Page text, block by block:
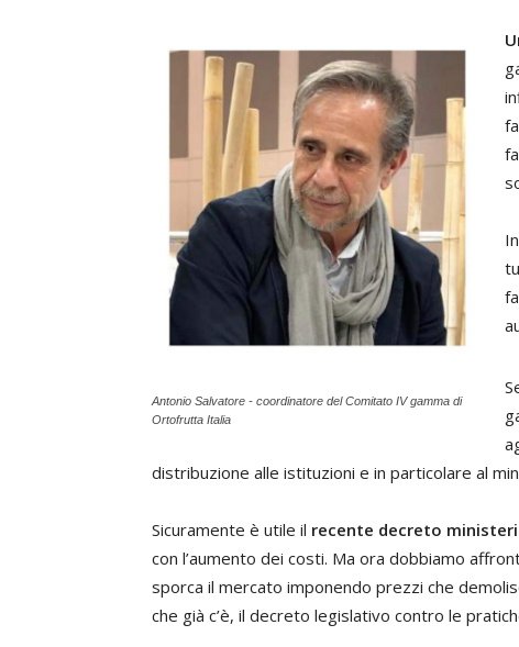
Antonio Salvatore - coordinatore del Comitato IV gamma di
Ortofrutta Italia
distribuzione alle istituzioni e in particolare al
Sicuramente è utile il recente decreto
con l’aumento dei costi. Ma ora dobbiamo
sporca il mercato imponendo prezzi che
che già c’è, il decreto legislativo contro le